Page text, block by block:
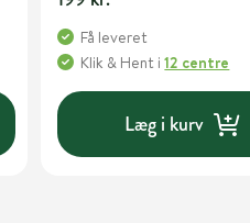
Få leveret
Klik & Hent i12 centre
Læg i kurv